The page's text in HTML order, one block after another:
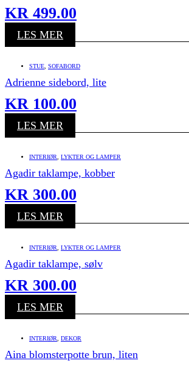
KR 499.00
LES MER
STUE SOFABORD
Adrienne sidebord, lite
KR 100.00
LES MER
INTERIØR LYKTER OG LAMPER
Agadir taklampe, kobber
KR 300.00
LES MER
INTERIØR LYKTER OG LAMPER
Agadir taklampe, sølv
KR 300.00
LES MER
INTERIØR DEKOR
Aina blomsterpotte brun, liten